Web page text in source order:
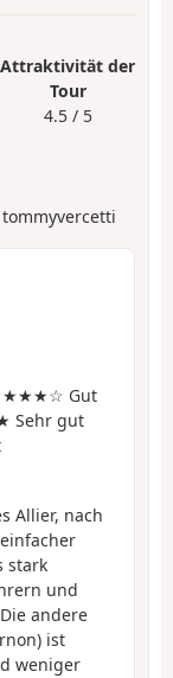
Attraktivität der
Tour
4.5 / 5
tommyvercetti
Gut
gut
Allier, nach
stark
und
andere
ist
weniger